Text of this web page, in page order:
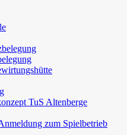
TuS Altenberge
zum Spielbetrieb